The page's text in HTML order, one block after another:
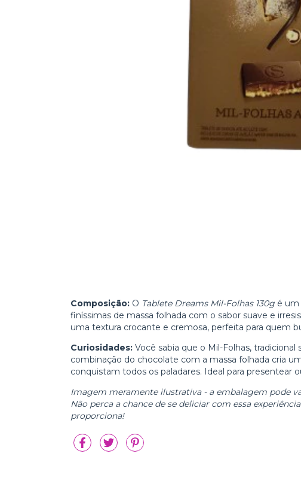
Composição: O Tablete Dreams Mil-Folhas 130g é um
finíssimas de massa folhada com o sabor suave e
uma textura crocante e cremosa, perfeita para quem
Curiosidades: Você sabia que o Mil-Folhas,
combinação do chocolate com a massa folhada cria
conquistam todos os paladares. Ideal para presentear
Imagem meramente ilustrativa - a embalagem pode
Não perca a chance de se deliciar com essa
proporciona!